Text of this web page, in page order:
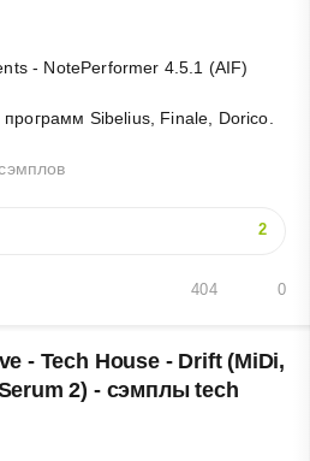
программ Sibelius, Finale, Dorico.
2
0
404
- Tech House - Drift (MiDi,
2) - сэмплы tech